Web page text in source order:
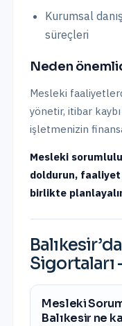
Kurumsal
süreçleri
Neden
Mesleki
yönetir, itibar
işletmenizin
Mesleki
doldurun, faaliyet
birlikte
Balıkesir’da
Sigortaları
Mesleki
Balıkesir ne